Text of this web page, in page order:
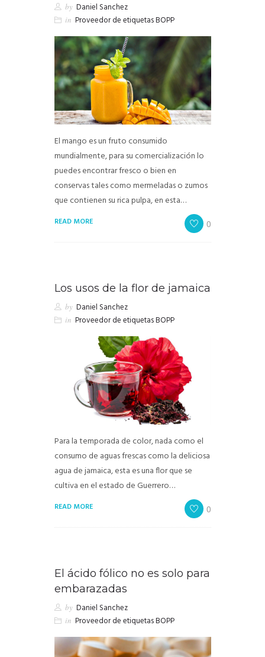
by Daniel Sanchez
in Proveedor de etiquetas BOPP
El mango es un fruto consumido
mundialmente, para su comercialización lo
puedes encontrar fresco o bien en
conservas tales como mermeladas o zumos
que contienen su rica pulpa, en esta…
READ MORE 0
Los usos de la flor de jamaica
by Daniel Sanchez
in Proveedor de etiquetas BOPP
Para la temporada de color, nada como el
consumo de aguas frescas como la deliciosa
agua de jamaica, esta es una flor que se
cultiva en el estado de Guerrero…
READ MORE 0
El ácido fólico no es solo para
embarazadas
by Daniel Sanchez
in Proveedor de etiquetas BOPP